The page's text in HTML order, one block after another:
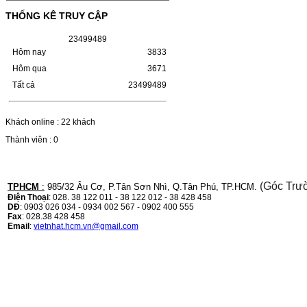
Chọn mua
HỘP MỰC CANON CRG-070
CHO DÒNG MÁY LBP
243/MF 461DW
MÁY LBP 243/MF 461DW MÃ HỘP MỰC:–
in laser trắng đenSỬ DỤNG CHO MÁY IN:–
Chọn mua
HỘP MỰC TK-1158 CHO
THỐNG KÊ TRUY CẬP
23499489
Hôm nay
Hôm qua
Tất cả
3833
3671
23499489
Khách online : 22 khách
Thành viên : 0
TPHCM : 985/32 Âu Cơ, P.Tân Sơn Nhì, Q.Tân Phú, TP.HCM. (Góc
Điện Thoại: 028. 38 122 011 - 38 122 012 - 38 428 458
DĐ: 0903 026 034 - 0934 002 567 - 0902 400 555
Fax: 028.38 428 458
Email: vietnhat.hcm.vn@gmail.com